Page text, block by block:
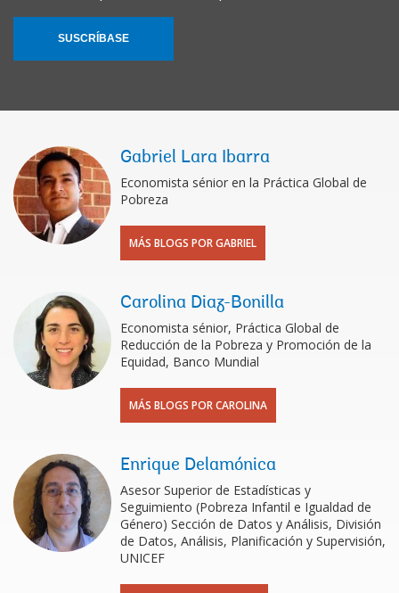
SUSCRÍBASE
Gabriel Lara Ibarra
Economista sénior en la Práctica Global de
Pobreza
MÁS BLOGS POR GABRIEL
Carolina Diaz-Bonilla
Economista sénior, Práctica Global de
Reducción de la Pobreza y Promoción de la
Equidad, Banco Mundial
MÁS BLOGS POR CAROLINA
Enrique Delamónica
Asesor Superior de Estadísticas y
Seguimiento (Pobreza Infantil e Igualdad de
Género) Sección de Datos y Análisis, División
de Datos, Análisis, Planificación y Supervisión,
UNICEF